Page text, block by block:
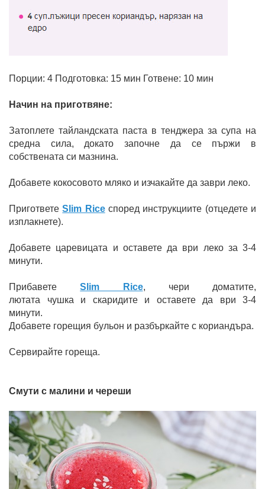
Порции: 4 Подготовка: 15 мин Готвене: 10 мин
Начин на приготвяне:
Затоплете тайландската паста в тенджера за супа на
средна сила, докато започне да се пържи в
собствената си мазнина.
Добавете кокосовото мляко и изчакайте да заври леко.
ПригответеSlim Riceспоред инструкциите (отцедете и
изплакнете).
Добавете царевицата и оставете да ври леко за 3-4
минути.
ПрибаветеSlim Rice, чери доматите,
лютата чушка и скаридите и оставете да ври 3-4
минути.
Добавете горещия бульон и разбъркайте с кориандъра.
Сервирайте гореща.
Смути с малини и череши